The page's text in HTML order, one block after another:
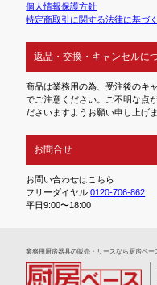
個人情報保護方針
特定商取引に関する法律に基づ
返品・交換・キャンセルに
商品は業務用の為、受注後のキ
でご注意ください。ご不明な点
ださいますようお願い申し上げま
お問合せ
お問い合わせはこちら
フリーダイヤル0120-706-862
平日9:00〜18:00
業務⽤厨房器具の販売・リースなら厨房ベー